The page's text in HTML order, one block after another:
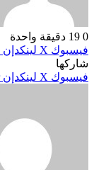
0
دقيقة واحدة
فيسبوك ‫X لينكدإن
شاركها
فيسبوك ‫X لينكدإن